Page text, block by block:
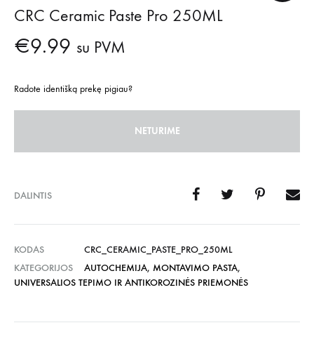
CRC Ceramic Paste Pro 250ML
€9.99 su PVM
Radote identišką prekę pigiau?
NETURIME
DALINTIS
KODAS
CRC_CERAMIC_PASTE_PRO_250ML
KATEGORIJOS
AUTOCHEMIJA, MONTAVIMO PASTA,
UNIVERSALIOS TEPIMO IR ANTIKOROZINĖS PRIEMONĖS